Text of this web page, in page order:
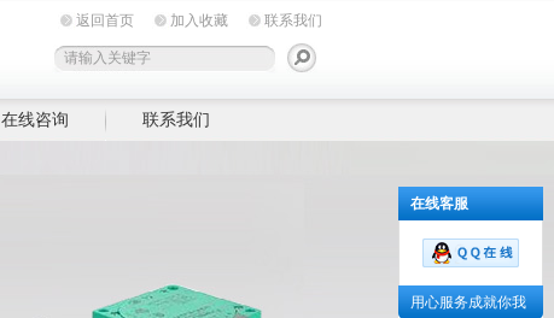
返回首页 加入收藏 联系我们
在线咨询 联系我们
在线客服
用心服务成就你我